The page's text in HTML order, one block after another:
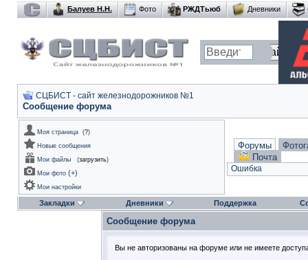
Балуев Н.Н. Фото РЖДТьюб Дневники
СЦБИСТ - сайт железнодорожников №1
Сообщение форума
Моя страница (?)
Новые сообщения
Мои файлы
(загрузить)
Мои фото (+)
Мои настройки
Форумы
Почта
Ошибка
Закладки Дневники Поддержка
Сообщение форума
Вы не авторизованы на форуме или не имеете